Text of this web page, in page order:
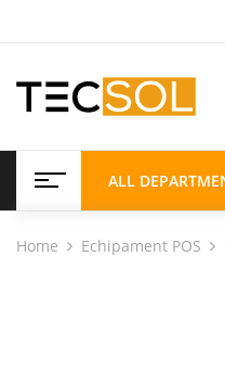
ALL
Home Echipament POS